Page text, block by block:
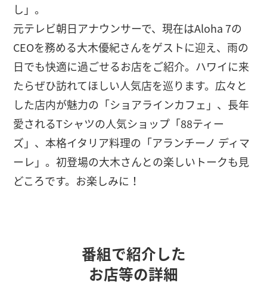
し」。
元テレビ朝日アナウンサーで、現在はAloha 7の
CEOを務める大木優紀さんをゲストに迎え、雨の
日でも快適に過ごせるお店をご紹介。ハワイに来
たらぜひ訪れてほしい人気店を巡ります。広々と
した店内が魅力の「ショアラインカフェ」、長年
愛されるTシャツの人気ショップ「88ティー
ズ」、本格イタリア料理の「アランチーノ ディマ
ーレ」。初登場の大木さんとの楽しいトークも見
どころです。お楽しみに！
番組で紹介した
お店等の詳細